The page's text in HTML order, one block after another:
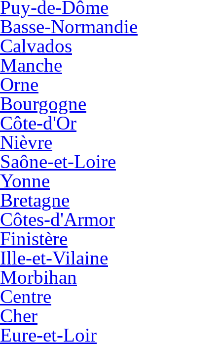
Puy-de-Dôme
Basse-Normandie
Calvados
Manche
Orne
Bourgogne
Côte-d'Or
Nièvre
Saône-et-Loire
Yonne
Bretagne
Côtes-d'Armor
Finistère
Ille-et-Vilaine
Morbihan
Centre
Cher
Eure-et-Loir